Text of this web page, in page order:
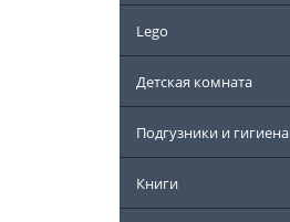
Lego
Детская комната
Подгузники и гигиена
Книги